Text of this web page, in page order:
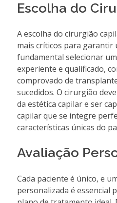
Escolha do
A escolha do cirurgião
mais críticos para garantir
fundamental selecionar
experiente e qualificado,
comprovado de
sucedidos. O cirurgião
da estética capilar e ser
capilar que se integre
características únicas do
Avaliação
Cada paciente é único, e
personalizada é essencial